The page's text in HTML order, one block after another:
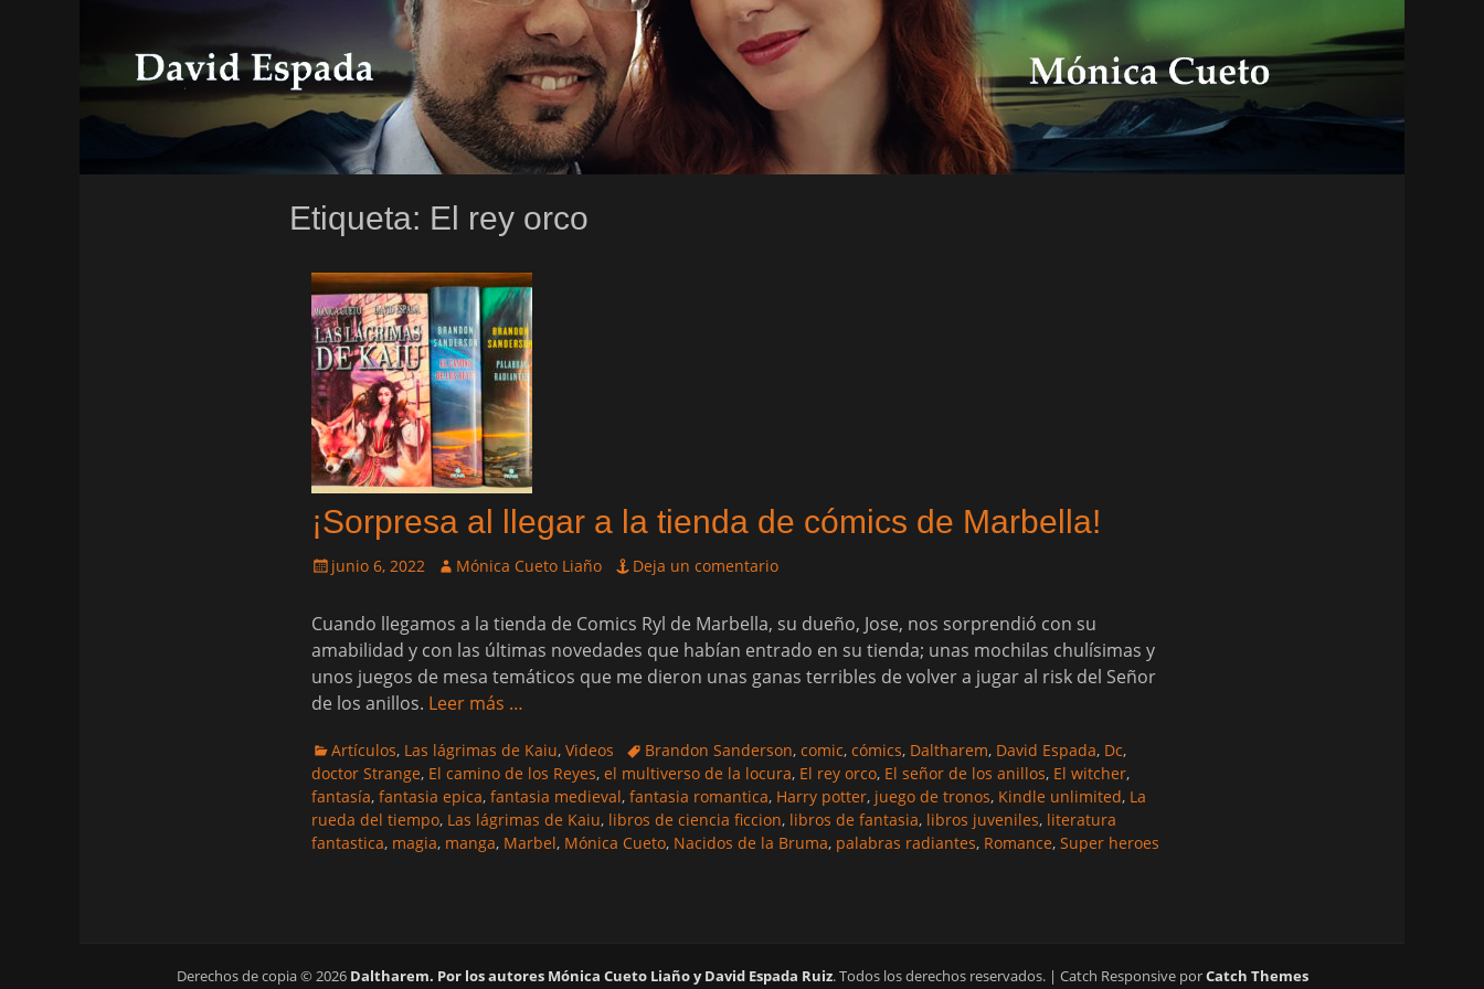
Etiqueta: El rey orco
¡Sorpresa al llegar a la tienda de cómics de Marbella!
Publicado
junio 6, 2022 AutorMónica Cueto Liaño Deja un comentario
Cuando llegamos a la tienda de Comics Ryl de Marbella, su dueño, Jose, nos sorprendió con su
amabilidad y con las últimas novedades que habían entrado en su tienda; unas mochilas chulísimas y
unos juegos de mesa temáticos que me dieron unas ganas terribles de volver a jugar al risk del Señor
de los anillos. Leer más …
Categorias
Artículos, Las lágrimas de Kaiu, Videos Etiquetas
Brandon Sanderson, comic, cómics, Daltharem, David Espada, Dc,
doctor Strange, El camino de los Reyes, el multiverso de la locura, El rey orco, El señor de los anillos, El witcher,
fantasía, fantasia epica, fantasia medieval, fantasia romantica, Harry potter, juego de tronos, Kindle unlimited, La
rueda del tiempo, Las lágrimas de Kaiu, libros de ciencia ficcion, libros de fantasia, libros juveniles, literatura
fantastica, magia, manga, Marbel, Mónica Cueto, Nacidos de la Bruma, palabras radiantes, Romance, Super heroes
Derechos de copia © 2026 Daltharem. Por los autores Mónica Cueto Liaño y David Espada Ruiz. Todos los derechos reservados. | Catch Responsive porCatch Themes